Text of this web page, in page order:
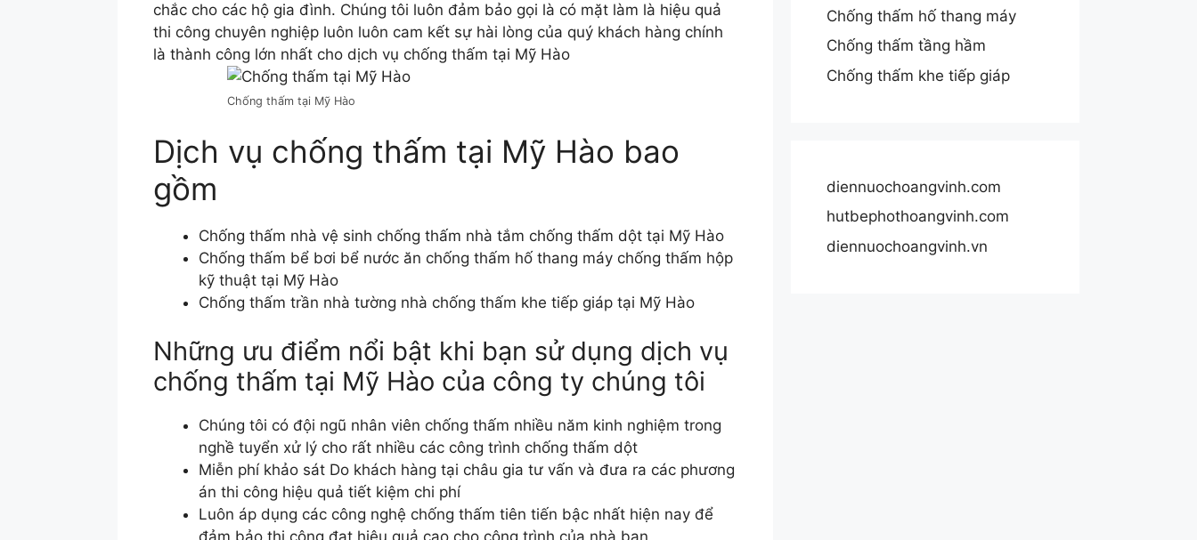
chắc cho các hộ gia đình. Chúng tôi luôn đảm bảo gọi là có mặt làm là hiệu quả
thi công chuyên nghiệp luôn luôn cam kết sự hài lòng của quý khách hàng chính
là thành công lớn nhất cho dịch vụ chống thấm tại Mỹ Hào
Chống thấm tại Mỹ Hào
Dịch vụ chống thấm tại Mỹ Hào bao
gồm
Chống thấm nhà vệ sinh chống thấm nhà tắm chống thấm dột tại Mỹ Hào
Chống thấm bể bơi bể nước ăn chống thấm hố thang máy chống thấm hộp
kỹ thuật tại Mỹ Hào
Chống thấm trần nhà tường nhà chống thấm khe tiếp giáp tại Mỹ Hào
Những ưu điểm nổi bật khi bạn sử dụng dịch vụ
chống thấm tại Mỹ Hào của công ty chúng tôi
Chúng tôi có đội ngũ nhân viên chống thấm nhiều năm kinh nghiệm trong
nghề tuyển xử lý cho rất nhiều các công trình chống thấm dột
Miễn phí khảo sát Do khách hàng tại châu gia tư vấn và đưa ra các phương
án thi công hiệu quả tiết kiệm chi phí
Luôn áp dụng các công nghệ chống thấm tiên tiến bậc nhất hiện nay để
Chống thấm hố thang máy
Chống thấm tầng hầm
Chống thấm khe tiếp giáp
diennuochoangvinh.com
hutbephothoangvinh.com
diennuochoangvinh.vn